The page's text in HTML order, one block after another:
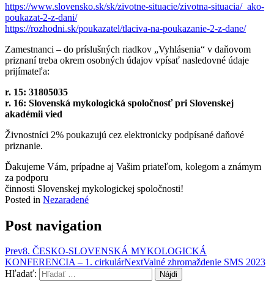
https://www.slovensko.sk/sk/zivotne-situacie/zivotna-situacia/_ako-
poukazat-2-z-dani/
https://rozhodni.sk/poukazatel/tlaciva-na-poukazanie-2-z-dane/
Zamestnanci – do príslušných riadkov „Vyhlásenia“ v daňovom
priznaní treba okrem osobných údajov vpísať nasledovné údaje
prijímateľa:
r. 15: 31805035
r. 16: Slovenská mykologická spoločnosť pri Slovenskej
akadémii vied
Živnostníci 2% poukazujú cez elektronicky podpísané daňové
priznanie.
Ďakujeme Vám, prípadne aj Vašim priateľom, kolegom a známym
za podporu
činnosti Slovenskej mykologickej spoločnosti!
Posted in Nezaradené
Post navigation
Prev8. ČESKO-SLOVENSKÁ MYKOLOGICKÁ
KONFERENCIA – 1. cirkulárNextValné zhromaždenie SMS 2023
Hľadať: